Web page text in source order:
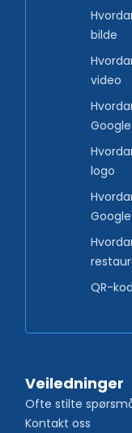
bilde
video
logo
QR-
Veiledninger
Ofte stilte
Kontakt oss